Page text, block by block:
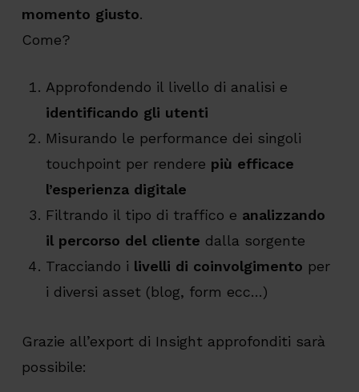
momento giusto.
Come?
Approfondendo il livello di analisi e
identificando gli utenti
Misurando le performance dei singoli
touchpoint per rendere più efficace
l’esperienza digitale
Filtrando il tipo di traffico e analizzando
il percorso del cliente dalla sorgente
Tracciando i livelli di coinvolgimento per
i diversi asset (blog, form ecc…)
Grazie all’export di Insight approfonditi sarà
possibile: